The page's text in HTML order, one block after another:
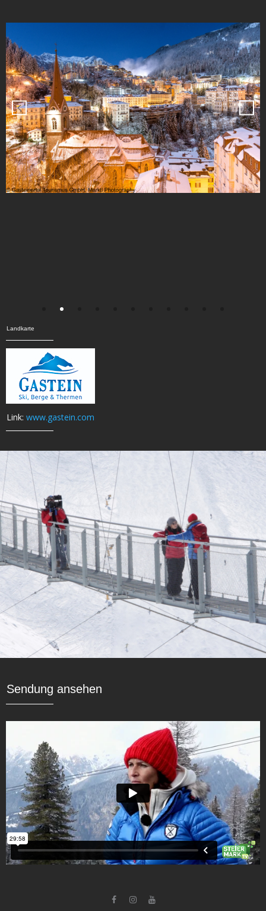
Landkarte
Link: www.gastein.com
Sendung ansehen
  